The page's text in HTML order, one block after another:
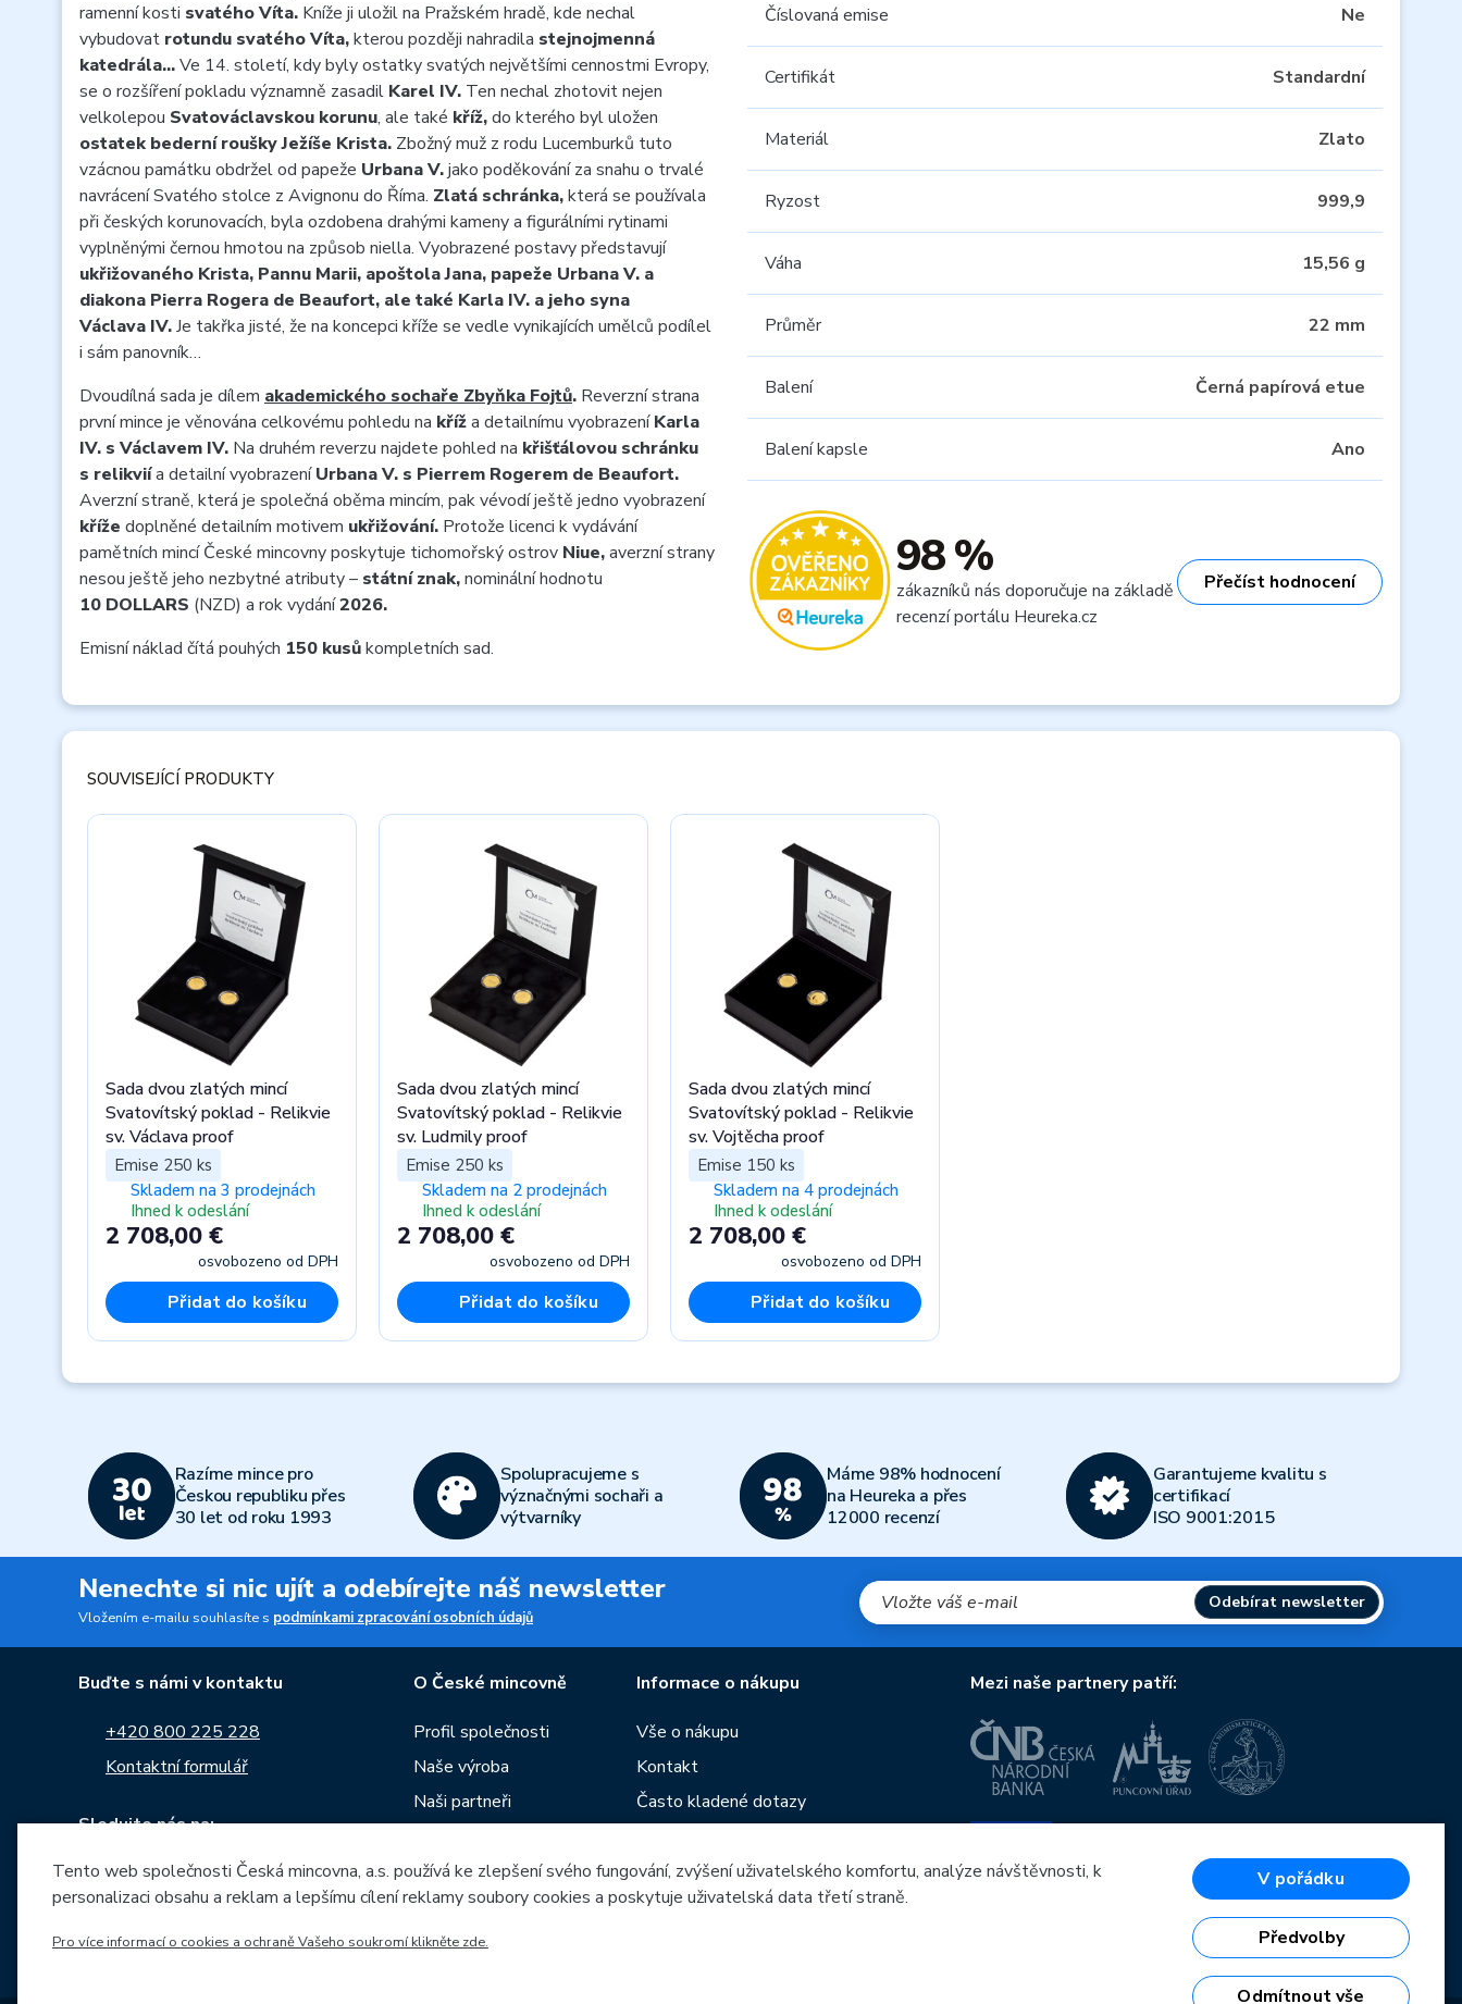
ramenní kosti svatého Víta. Kníže ji uložil na Pražském hradě, kde nechal
vybudovat rotundu svatého Víta,kterou později nahradila stejnojmenná
katedrála…Ve 14. století, kdy byly ostatky svatých největšími cennostmi Evropy,
se o rozšíření pokladu významně zasadil Karel IV. Ten nechal zhotovit nejen
velkolepou Svatováclavskou korunu, ale také kříž,do kterého byl uložen
ostatek bederní roušky Ježíše Krista. Zbožný muž z rodu Lucemburků tuto
vzácnou památku obdržel od papeže Urbana V.jako poděkování za snahu o trvalé
navrácení Svatého stolce z Avignonu do Říma. Zlatá schránka,která se používala
při českých korunovacích, byla ozdobena drahými kameny a figurálními rytinami
vyplněnými černou hmotou na způsob niella. Vyobrazené postavy představují
ukřižovaného Krista, Pannu Marii, apoštola Jana, papeže Urbana V. a
diakona Pierra Rogera de Beaufort, ale také Karla IV. a jeho syna
Václava IV.Je takřka jisté, že na koncepci kříže se vedle vynikajících umělců podílel
i sám panovník…
Dvoudílná sada je dílem akademického sochaře Zbyňka Fojtů. Reverzní strana
první mince je věnována celkovému pohledu na kříža detailnímu vyobrazeníKarla
IV. s Václavem IV. Na druhém reverzu najdete pohled na křišťálovou schránku
s relikviía detailní vyobrazeníUrbana V. s Pierrem Rogerem de Beaufort.
Averzní straně, která je společná oběma mincím, pak vévodí ještě jedno vyobrazení
kříže doplněné detailním motivem ukřižování. Protože licenci k vydávání
pamětních mincí České mincovny poskytuje tichomořský ostrov Niue,averzní strany
nesou ještě jeho nezbytné atributy – státní znak,nominální hodnotu
10 DOLLARS (NZD) a rok vydání2026.
Emisní náklad čítá pouhých 150 kusůkompletních sad.
Číslovaná emise Ne
Certifikát Standardní
Materiál Zlato
Ryzost 999,9
Váha 15,56 g
Průměr 22 mm
Balení Černá papírová etue
Balení kapsle Ano
98 %
zákazníků nás doporučuje na základě
recenzí portálu Heureka.cz
Přečíst hodnocení
SOUVISEJÍCÍ PRODUKTY
Sada dvou zlatých mincí
Svatovítský poklad - Relikvie
sv. Václava proof
Emise 250 ks
Skladem na 3 prodejnách
Ihned k odeslání
2 708,00 €
osvobozeno od DPH
Přidat do košíku
Sada dvou zlatých mincí
Svatovítský poklad - Relikvie
sv. Ludmily proof
Emise 250 ks
Skladem na 2 prodejnách
Ihned k odeslání
2 708,00 €
osvobozeno od DPH
Přidat do košíku
Sada dvou zlatých mincí
Svatovítský poklad - Relikvie
sv. Vojtěcha proof
Emise 150 ks
Skladem na 4 prodejnách
Ihned k odeslání
2 708,00 €
osvobozeno od DPH
Přidat do košíku
Razíme mince pro
Českou republiku přes
30 let od roku 1993
Spolupracujeme s
význačnými sochaři a
výtvarníky
Máme 98% hodnocení
na Heureka a přes
12000 recenzí
Garantujeme kvalitu s
certifikací
ISO 9001:2015
Nenechte si nic ujít a odebírejte náš newsletter
Vložením e-mailu souhlasíte s podmínkami zpracování osobních údajů
Odebírat newsletter
Buďte s námi v kontaktu
+420 800 225 228
Kontaktní formulář
Sledujte nás na:
O České mincovně
Profil společnosti
Naše výroba
Naši partneři
Zprávy
Ke stažení
Archiv ražeb
Informace o nákupu
Vše o nákupu
Kontakt
Často kladené dotazy
Prodejny České mincovny
Rádce
Mezi naše partnery patří:
OP Podnikání a inovace pro konkurenceschopnost
Evropský fond pro regionální rozvoj
Investice do vaší budoucnosti
Tento web společnosti Česká mincovna, a.s. používá ke zlepšení svého fungování, zvýšení uživatelského komfortu, analýze návštěvnosti, k
personalizaci obsahu a reklam a lepšímu cílení reklamy soubory cookies a poskytuje uživatelská data třetí straně.
Pro více informací o cookies a ochraně Vašeho soukromí klikněte zde.
V pořádku
Předvolby
Odmítnout vše